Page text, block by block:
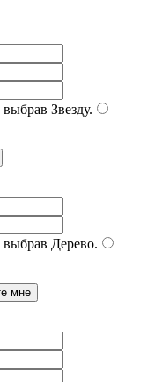
выбрав Звезду.
выбрав Дерево.